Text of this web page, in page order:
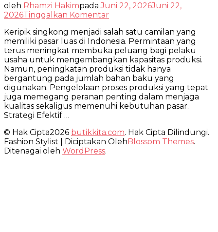
oleh Rhamzi HakimpadaJuni 22, 2026Juni 22,
2026Tinggalkan Komentar
Meningkatkan
Produksi
Keripik
Singkong
Secara
Efisien
Keripik singkong menjadi salah satu camilan yang
memiliki pasar luas di Indonesia. Permintaan yang
terus meningkat membuka peluang bagi pelaku
usaha untuk mengembangkan kapasitas produksi.
Namun, peningkatan produksi tidak hanya
bergantung pada jumlah bahan baku yang
digunakan. Pengelolaan proses produksi yang tepat
juga memegang peranan penting dalam menjaga
kualitas sekaligus memenuhi kebutuhan pasar.
Strategi Efektif …
© Hak Cipta2026 butikkita.com. Hak Cipta Dilindungi.
Fashion Stylist | Diciptakan OlehBlossom Themes.
Ditenagai oleh WordPress.